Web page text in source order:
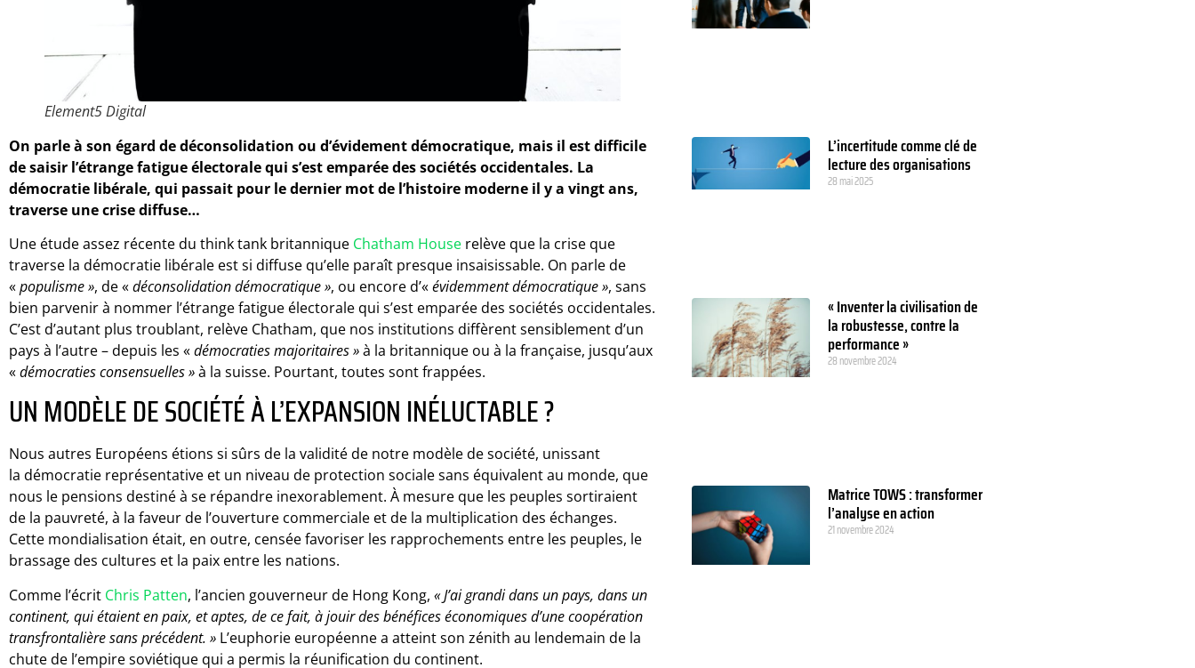
Element5 Digital
On parle à son égard de déconsolidation ou d’évidement démocratique, mais il est difficile
de saisir l’étrange fatigue électorale qui s’est emparée des sociétés occidentales. La
démocratie libérale, qui passait pour le dernier mot de l’histoire moderne il y a vingt ans,
traverse une crise diffuse…
Une étude assez récente du think tank britannique Chatham House relève que la crise que
traverse la démocratie libérale est si diffuse qu’elle paraît presque insaisissable. On parle de
«populisme », de «déconsolidation démocratique », ou encore d’«évidemment démocratique », sans
bien parvenir à nommer l’étrange fatigue électorale qui s’est emparée des sociétés occidentales.
C’est d’autant plus troublant, relève Chatham, que nos institutions diffèrent sensiblement d’un
pays à l’autre – depuis les «démocraties majoritaires »à la britannique ou à la française, jusqu’aux
«démocraties consensuelles »à la suisse. Pourtant, toutes sont frappées.
UN MODÈLE DE SOCIÉTÉ À L’EXPANSION INÉLUCTABLE ?
Nous autres Européens étions si sûrs de la validité de notre modèle de société, unissant
la démocratie représentative et un niveau de protection sociale sans équivalent au monde, que
nous le pensions destiné à se répandre inexorablement. À mesure que les peuples sortiraient
de la pauvreté, à la faveur de l’ouverture commerciale et de la multiplication des échanges.
Cette mondialisation était, en outre, censée favoriser les rapprochements entre les peuples, le
brassage des cultures et la paix entre les nations.
Comme l’écrit Chris Patten, l’ancien gouverneur de Hong Kong, « J’ai grandi dans un pays, dans un
continent, qui étaient en paix, et aptes, de ce fait, à jouir des bénéfices économiques d’une coopération
transfrontalière sans précédent. » L’euphorie européenne a atteint son zénith au lendemain de la
chute de l’empire soviétique qui a permis la réunification du continent.
L’incertitude comme clé de
lecture des organisations
28 mai 2025
« Inventer la civilisation de
la robustesse, contre la
performance »
28 novembre 2024
Matrice TOWS : transformer
l’analyse en action
21 novembre 2024